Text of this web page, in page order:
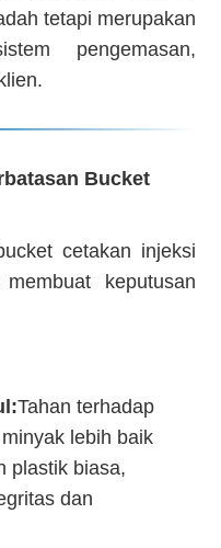
tetapi merupakan
pengemasan,
Bucket
cetakan injeksi
keputusan
Tahan terhadap
lebih baik
plastik biasa,
dan